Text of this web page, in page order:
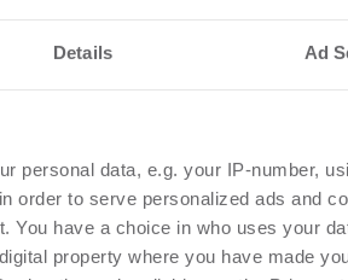
Details Ad
personal data, e.g. your IP-number,
order to serve personalized ads and
You have a choice in who uses your
property where you have made
noch nicht
zur MIPIM